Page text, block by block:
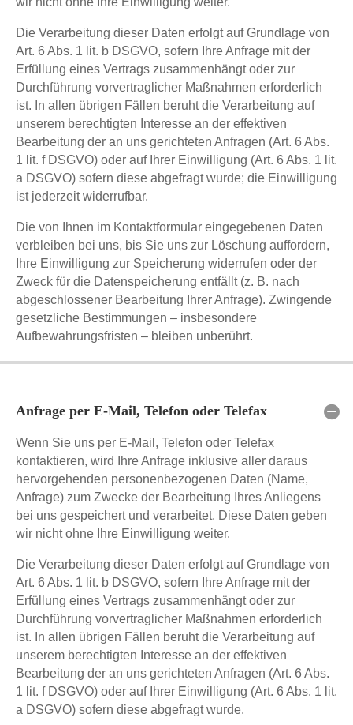
Die Verarbeitung dieser Daten erfolgt auf Grundlage von
Art. 6 Abs. 1 lit. b DSGVO, sofern Ihre Anfrage mit der
Erfüllung eines Vertrags zusammenhängt oder zur
Durchführung vorvertraglicher Maßnahmen erforderlich
ist. In allen übrigen Fällen beruht die Verarbeitung auf
unserem berechtigten Interesse an der effektiven
Bearbeitung der an uns gerichteten Anfragen (Art. 6 Abs.
1 lit. f DSGVO) oder auf Ihrer Einwilligung (Art. 6 Abs. 1 lit.
a DSGVO) sofern diese abgefragt wurde; die Einwilligung
ist jederzeit widerrufbar.
Die von Ihnen im Kontaktformular eingegebenen Daten
verbleiben bei uns, bis Sie uns zur Löschung auffordern,
Ihre Einwilligung zur Speicherung widerrufen oder der
Zweck für die Datenspeicherung entfällt (z. B. nach
abgeschlossener Bearbeitung Ihrer Anfrage). Zwingende
gesetzliche Bestimmungen – insbesondere
Aufbewahrungsfristen – bleiben unberührt.
Anfrage per E-Mail, Telefon oder Telefax
Wenn Sie uns per E-Mail, Telefon oder Telefax
kontaktieren, wird Ihre Anfrage inklusive aller daraus
hervorgehenden personenbezogenen Daten (Name,
Anfrage) zum Zwecke der Bearbeitung Ihres Anliegens
bei uns gespeichert und verarbeitet. Diese Daten geben
wir nicht ohne Ihre Einwilligung weiter.
Die Verarbeitung dieser Daten erfolgt auf Grundlage von
Art. 6 Abs. 1 lit. b DSGVO, sofern Ihre Anfrage mit der
Erfüllung eines Vertrags zusammenhängt oder zur
Durchführung vorvertraglicher Maßnahmen erforderlich
ist. In allen übrigen Fällen beruht die Verarbeitung auf
unserem berechtigten Interesse an der effektiven
Bearbeitung der an uns gerichteten Anfragen (Art. 6 Abs.
1 lit. f DSGVO) oder auf Ihrer Einwilligung (Art. 6 Abs. 1 lit.
a DSGVO) sofern diese abgefragt wurde.